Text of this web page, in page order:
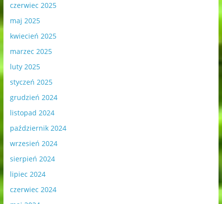
czerwiec 2025
maj 2025
kwiecień 2025
marzec 2025
luty 2025
styczeń 2025
grudzień 2024
listopad 2024
październik 2024
wrzesień 2024
sierpień 2024
lipiec 2024
czerwiec 2024